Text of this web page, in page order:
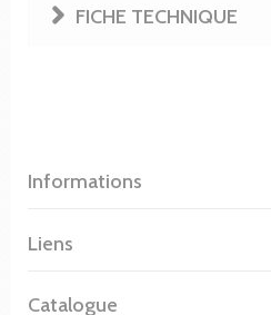
FICHE TECHNIQUE
Informations
Liens
Catalogue